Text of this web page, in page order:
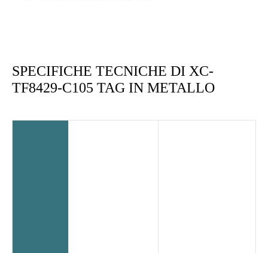
SPECIFICHE TECNICHE DI XC-
TF8429-C105 TAG IN METALLO